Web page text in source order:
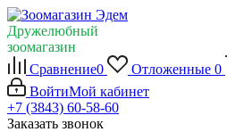
Дружелюбный
зоомагазин
Сравнение0 Отложенные 0
ВойтиМой кабинет
+7 (3843) 60-58-60
Заказать звонок